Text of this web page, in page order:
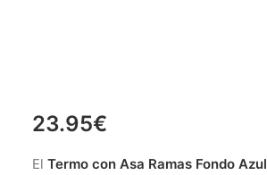
23.95€
El Termo con Asa Ramas Fondo Azul